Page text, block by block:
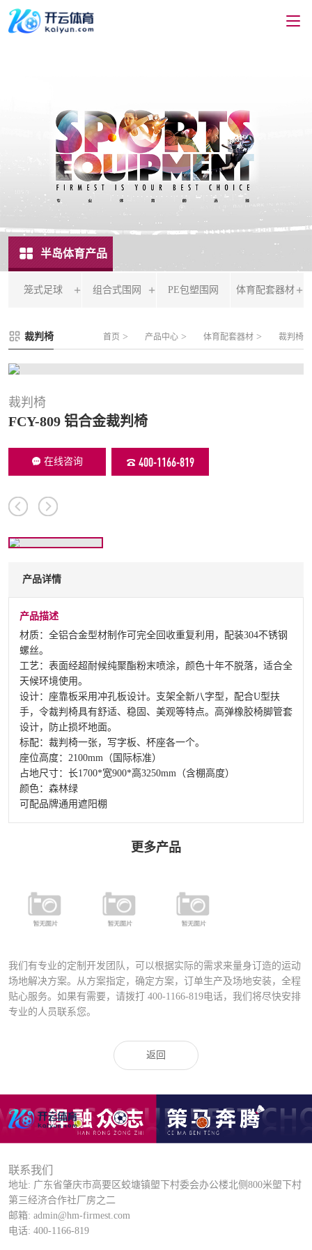
半岛体育产品
笼式足球
FLZ-B 夹芯板笼式足球
FLZ-C 半格栅笼式足球
FLZ-D PE包塑笼式足球
组合式围网
方管组合式围网
片装组合式围网
PE包塑围网 体育配套器材
裁判椅 首页 > 产品中心 > 体育配套器材 > 裁判椅
裁判椅
FCY-809 铝合金裁判椅
在线咨询 400-1166-819
产品详情
产品描述
材质：全铝合金型材制作可完全回收重复利用，配装304不锈钢
螺丝。
工艺：表面经超耐候纯聚酯粉末喷涂，颜色十年不脱落，适合全
天候环境使用。
设计：座靠板采用冲孔板设计。支架全新八字型，配合U型扶
手，令裁判椅具有舒适、稳固、美观等特点。高弹橡胶椅脚管套
设计，防止损坏地面。
标配：裁判椅一张，写字板、杯座各一个。
座位高度：2100mm（国际标准）
占地尺寸：长1700*宽900*高3250mm（含棚高度）
颜色：森林绿
可配品牌通用遮阳棚
更多产品
FYC-009 铝合
金羽毛球裁判
椅
FCY-809 铝合
金裁判椅
FCY-899 豪华
型铝合金裁判
椅
我们有专业的定制开发团队，可以根据实际的需求来量身订造的运动
场地解决方案。从方案指定，确定方案，订单生产及场地安装，全程
贴心服务。如果有需要，请拨打 400-1166-819电话，我们将尽快安排
专业的人员联系您。
返回
联系我们
地址: 广东省肇庆市高要区蛟塘镇塱下村委会办公楼北侧800米塱下村
第三经济合作社厂房之二
邮箱: admin@hm-firmest.com
电话: 400-1166-819